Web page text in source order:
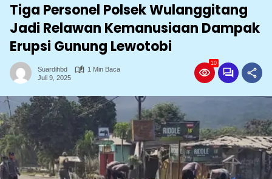
Tiga Personel Polsek Wulanggitang
Jadi Relawan Kemanusiaan Dampak
Erupsi Gunung Lewotobi
Suardihbd
1 Min Baca
Juli 9, 2025
10